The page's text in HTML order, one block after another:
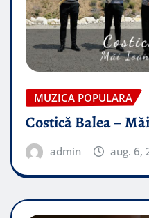
MUZICA POPULARA
Costică Balea –
admin aug. 6,